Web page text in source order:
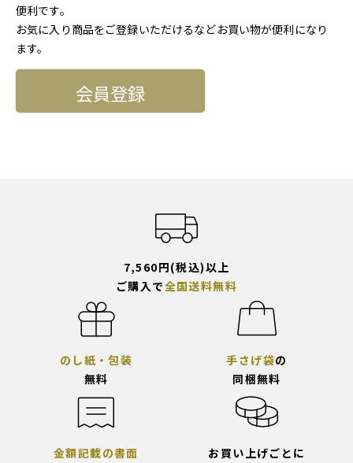
便利です。
お気に入り商品をご登録いただけるなどお買い物が便利になり
ます。
会員登録
7,560円(税込)以上
ご購入で全国送料無料
のし紙・包装
無料
手さげ袋の
同梱無料
金額記載の書面
お買い上げごとに